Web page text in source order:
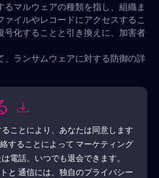
マルウェアの種類を指し、組織ま
ァイルやレコードにアクセスするこ
号化することと引き換えに、加害者
、ランサムウェアに対する防御の詳
ことにより、あなたは同意します
することによって マーケティング
電話。いつでも退会できます。
と 通信には、独自のプライバシー